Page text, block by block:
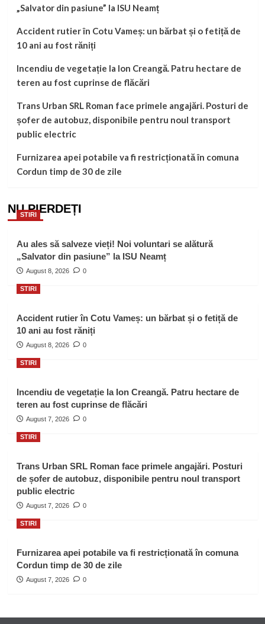
„Salvator din pasiune” la ISU Neamț
Accident rutier în Cotu Vameș: un bărbat și o fetiță de
10 ani au fost răniți
Incendiu de vegetație la Ion Creangă. Patru hectare de
teren au fost cuprinse de flăcări
Trans Urban SRL Roman face primele angajări. Posturi de
șofer de autobuz, disponibile pentru noul transport
public electric
Furnizarea apei potabile va fi restricționată în comuna
Cordun timp de 30 de zile
NU PIERDEȚI
STIRI
Au ales să salveze vieți! Noi voluntari se alătură
„Salvator din pasiune” la ISU Neamț
August 8, 2026 0
STIRI
Accident rutier în Cotu Vameș: un bărbat și o fetiță de
10 ani au fost răniți
August 8, 2026 0
STIRI
Incendiu de vegetație la Ion Creangă. Patru hectare de
teren au fost cuprinse de flăcări
August 7, 2026 0
STIRI
Trans Urban SRL Roman face primele angajări. Posturi
de șofer de autobuz, disponibile pentru noul transport
public electric
August 7, 2026 0
STIRI
Furnizarea apei potabile va fi restricționată în comuna
Cordun timp de 30 de zile
August 7, 2026 0